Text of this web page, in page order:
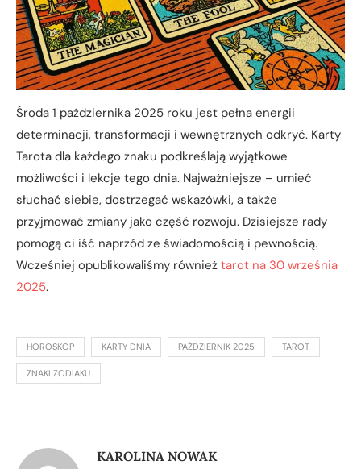
Środa 1 października 2025 roku jest pełna energii
determinacji, transformacji i wewnętrznych odkryć. Karty
Tarota dla każdego znaku podkreślają wyjątkowe
możliwości i lekcje tego dnia. Najważniejsze – umieć
słuchać siebie, dostrzegać wskazówki, a także
przyjmować zmiany jako część rozwoju. Dzisiejsze rady
pomogą ci iść naprzód ze świadomością i pewnością.
Wcześniej opublikowaliśmy również tarot na 30 września
2025.
HOROSKOP KARTY DNIA PAŹDZIERNIK 2025 TAROT
ZNAKI ZODIAKU
KAROLINA NOWAK